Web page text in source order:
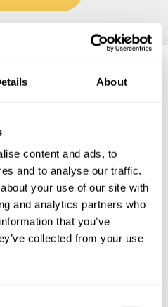
About
content and ads, to
and to analyse our traffic.
your use of our site with
and analytics partners who
that you’ve
collected from your use
frecuentes sobre Chef a
Temamatla.
Chef a Domicilio en